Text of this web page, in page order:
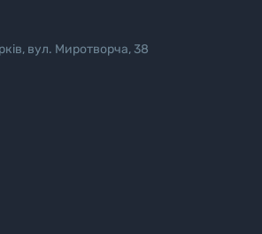
вул. Миротворча, 38